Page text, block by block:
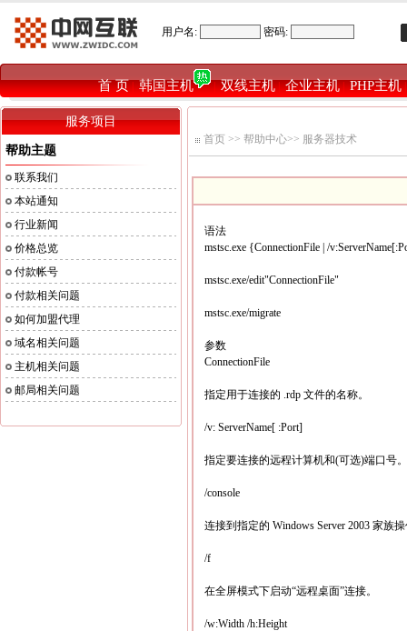
用户名: 密码:
首 页|韩国主机 |双线主机|企业主机|PHP主机
服务项目
帮助主题
联系我们
本站通知
行业新闻
价格总览
付款帐号
付款相关问题
如何加盟代理
域名相关问题
主机相关问题
邮局相关问题
首页 >> 帮助中心>> 服务器技术
语法
mstsc.exe {ConnectionFile | /
mstsc.exe/edit"ConnectionFile"
mstsc.exe/migrate
参数
ConnectionFile
指定用于连接的 .rdp 文件的名称。
/v: ServerName[ :Port]
指定要连接的远程计算机和(可选)端口号
/console
连接到指定的 Windows Server 2003 家族
/f
在全屏模式下启动“远程桌面”连接。
/w:Width /h:Height